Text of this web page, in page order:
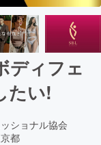
ディフェ
たい!
ショナル協会
都